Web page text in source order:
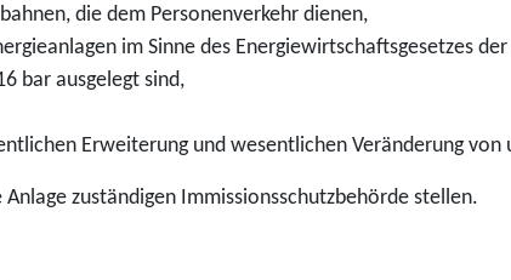
die dem Personenverkehr dienen,
im Sinne des Energiewirtschaftsgesetzes
bar ausgelegt sind,
Erweiterung und wesentlichen Veränderung
zuständigen Immissionsschutzbehörde stellen.